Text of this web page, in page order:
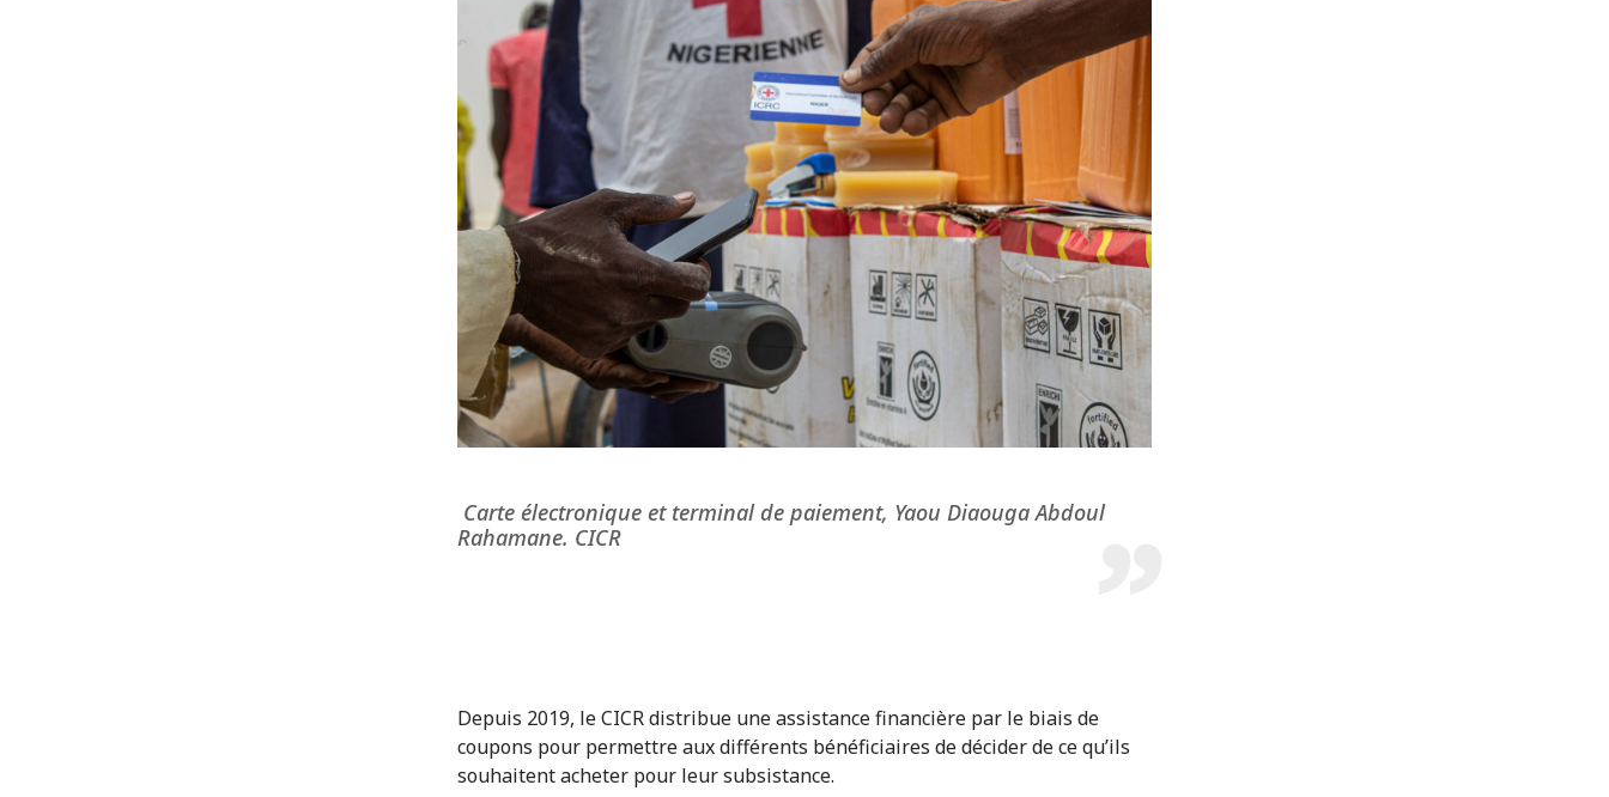
Carte électronique et terminal de paiement, Yaou Diaouga Abdoul
Rahamane. CICR
Depuis 2019, le CICR distribue une assistance financière par le biais de
coupons pour permettre aux différents bénéficiaires de décider de ce qu’ils
souhaitent acheter pour leur subsistance.